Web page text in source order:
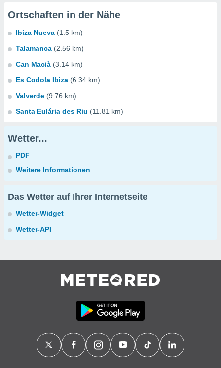
Ortschaften in der Nähe
Ibiza Nueva (1.5 km)
Talamanca (2.56 km)
Can Macià (3.14 km)
Es Codola Ibiza (6.34 km)
Valverde (9.76 km)
Santa Eulária des Riu (11.81 km)
Wetter...
PDF
Weitere Informationen
Das Wetter auf Ihrer Internetseite
Wetter-Widget
Wetter-API